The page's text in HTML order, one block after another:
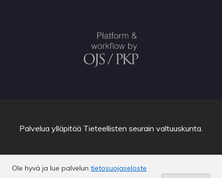
Ole hyvä ja lue palvelun tietosuojaseloste
Palvelua ylläpitää Tieteellisten seurain valtuuskunta.